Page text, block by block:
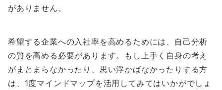
がありません。
希望する企業への入社率を高めるためには、自己分析
の質を高める必要があります。もし上手く自身の考え
がまとまらなかったり、思い浮かばなかったりする方
は、1度マインドマップを活用してみてはいかがでしょ